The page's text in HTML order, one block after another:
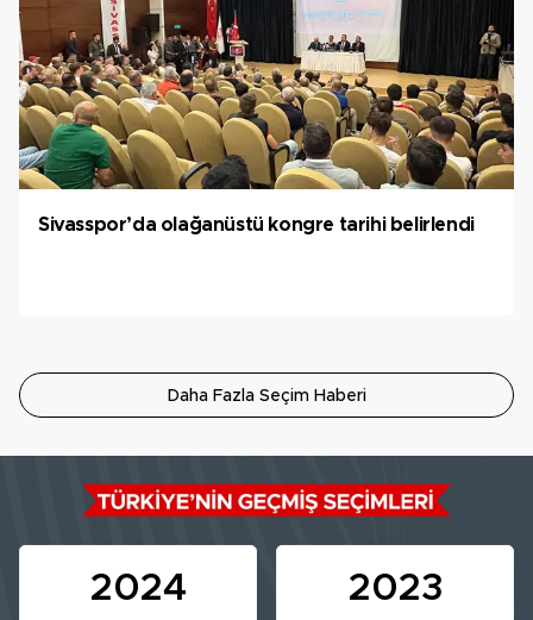
Sivasspor’da olağanüstü kongre tarihi belirlendi
Daha Fazla Seçim Haberi
2024 2023